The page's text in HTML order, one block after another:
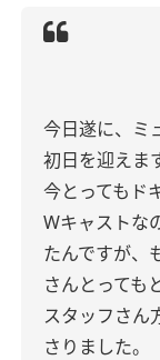
今日遂に、ミ
初日を迎えま
今とってもド
Wキャストな
たんですが、
さんとっても
スタッフさん
さりました。